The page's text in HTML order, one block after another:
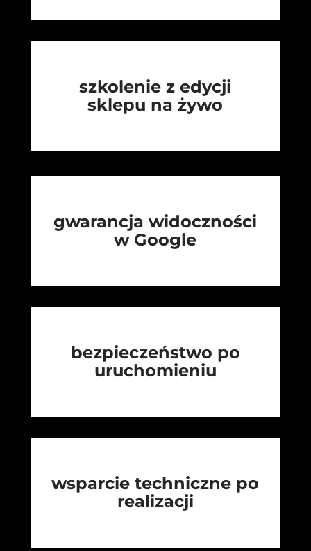
szkolenie z edycji
sklepu na żywo
gwarancja widoczności
w Google
bezpieczeństwo po
uruchomieniu
wsparcie techniczne po
realizacji